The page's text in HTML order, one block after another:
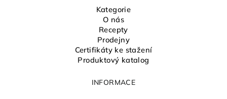
Kategorie
O nás
Recepty
Prodejny
Certifikáty ke stažení
Produktový katalog
INFORMACE